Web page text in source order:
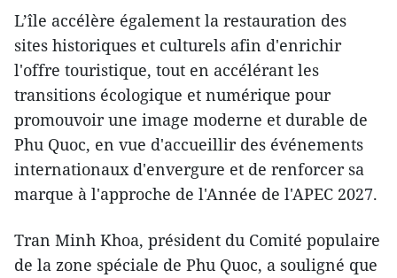
L’île accélère également la restauration des
sites historiques et culturels afin d'enrichir
l'offre touristique, tout en accélérant les
transitions écologique et numérique pour
promouvoir une image moderne et durable de
Phu Quoc, en vue d'accueillir des événements
internationaux d'envergure et de renforcer sa
marque à l'approche de l'Année de l'APEC 2027.
Tran Minh Khoa, président du Comité populaire
de la zone spéciale de Phu Quoc, a souligné que